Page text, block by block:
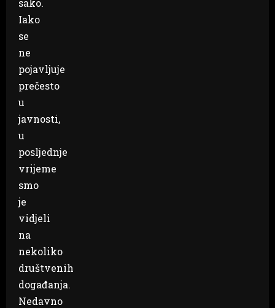
Iako
se
ne
pojavljuje
prečesto
u
javnosti,
u
posljednje
vrijeme
smo
je
vidjeli
na
nekoliko
društvenih
događanja.
Nedavno